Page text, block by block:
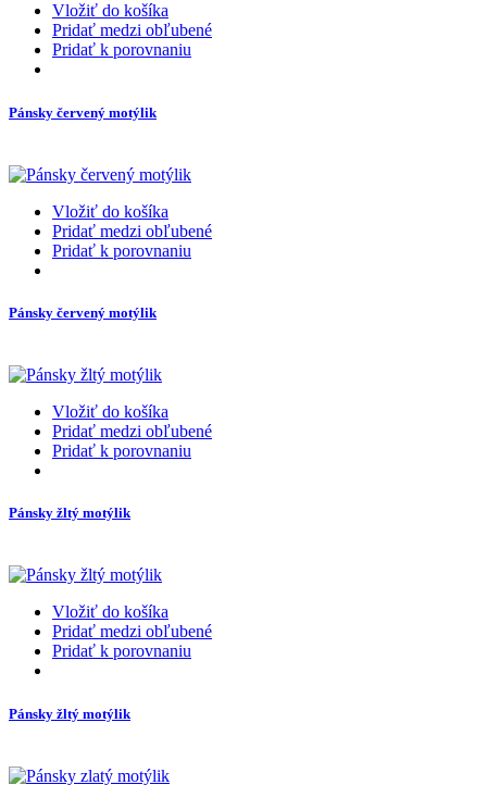
Vložiť do košíka
Pridať medzi obľubené
Pridať k porovnaniu
Pánsky červený motýlik
Vložiť do košíka
Pridať medzi obľubené
Pridať k porovnaniu
Pánsky červený motýlik
Vložiť do košíka
Pridať medzi obľubené
Pridať k porovnaniu
Pánsky žltý motýlik
Vložiť do košíka
Pridať medzi obľubené
Pridať k porovnaniu
Pánsky žltý motýlik